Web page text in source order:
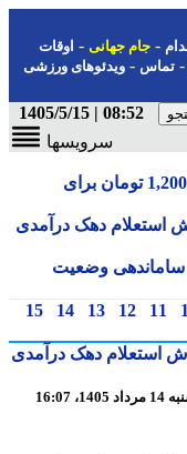
جام جهانی-اوقات
-ویدئوهای ورزشی
08:52 | 1405/5/15
سرویسها
پرداخت یارانه نقدی مرداد از فردا؛ 1,200,000 تومان برای
دهک درآمدی
وضعیت
12
13
14
15
دهک درآمدی